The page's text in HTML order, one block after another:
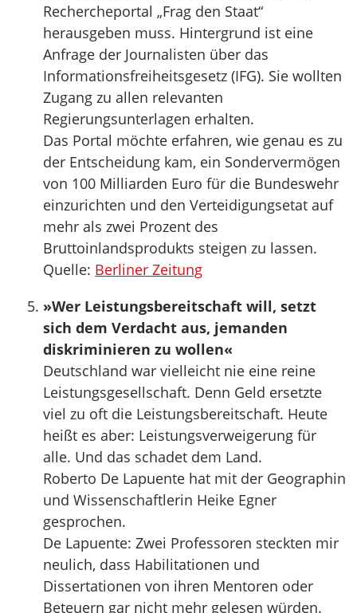
Rechercheportal „Frag den Staat“
herausgeben muss. Hintergrund ist eine
Anfrage der Journalisten über das
Informationsfreiheitsgesetz (IFG). Sie wollten
Zugang zu allen relevanten
Regierungsunterlagen erhalten.
Das Portal möchte erfahren, wie genau es zu
der Entscheidung kam, ein Sondervermögen
von 100 Milliarden Euro für die Bundeswehr
einzurichten und den Verteidigungsetat auf
mehr als zwei Prozent des
Bruttoinlandsprodukts steigen zu lassen.
Quelle: Berliner Zeitung
»Wer Leistungsbereitschaft will, setzt
sich dem Verdacht aus, jemanden
diskriminieren zu wollen«
Deutschland war vielleicht nie eine reine
Leistungsgesellschaft. Denn Geld ersetzte
viel zu oft die Leistungsbereitschaft. Heute
heißt es aber: Leistungsverweigerung für
alle. Und das schadet dem Land.
Roberto De Lapuente hat mit der Geographin
und Wissenschaftlerin Heike Egner
gesprochen.
De Lapuente: Zwei Professoren steckten mir
neulich, dass Habilitationen und
Dissertationen von ihren Mentoren oder
Beteuern gar nicht mehr gelesen würden.